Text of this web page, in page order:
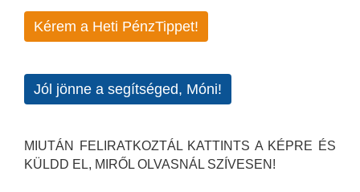
Kérem a Heti PénzTippet!
Jól jönne a segítséged, Móni!
MIUTÁN FELIRATKOZTÁL KATTINTS A KÉPRE ÉS
KÜLDD EL, MIRŐL OLVASNÁL SZÍVESEN!